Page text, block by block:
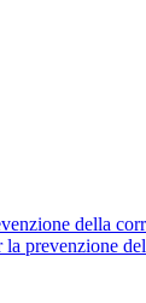
della
la prevenzione